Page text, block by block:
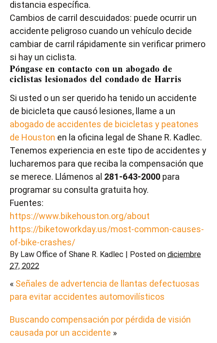
distancia específica.
Cambios de carril descuidados: puede ocurrir un
accidente peligroso cuando un vehículo decide
cambiar de carril rápidamente sin verificar primero
si hay un ciclista.
Póngase en contacto con un abogado de
ciclistas lesionados del condado de Harris
Si usted o un ser querido ha tenido un accidente
de bicicleta que causó lesiones, llame a un
abogado de accidentes de bicicletas y peatones
de Houston en la oficina legal de Shane R. Kadlec.
Tenemos experiencia en este tipo de accidentes y
lucharemos para que reciba la compensación que
se merece. Llámenos al 281-643-2000 para
programar su consulta gratuita hoy.
Fuentes:
https://www.bikehouston.org/about
https://biketoworkday.us/most-common-causes-
of-bike-crashes/
By Law Office of Shane R. Kadlec Posted on diciembre
27, 2022
« Señales de advertencia de llantas defectuosas
para evitar accidentes automovilísticos
Buscando compensación por pérdida de visión
causada por un accidente »